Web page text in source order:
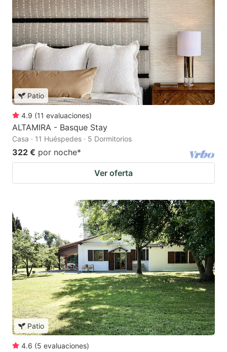
Patio
4.9 (11 evaluaciones)
ALTAMIRA - Basque Stay
Casa · 11 Huéspedes · 5 Dormitorios
322 € por noche*
Ver oferta
Patio
4.6 (5 evaluaciones)